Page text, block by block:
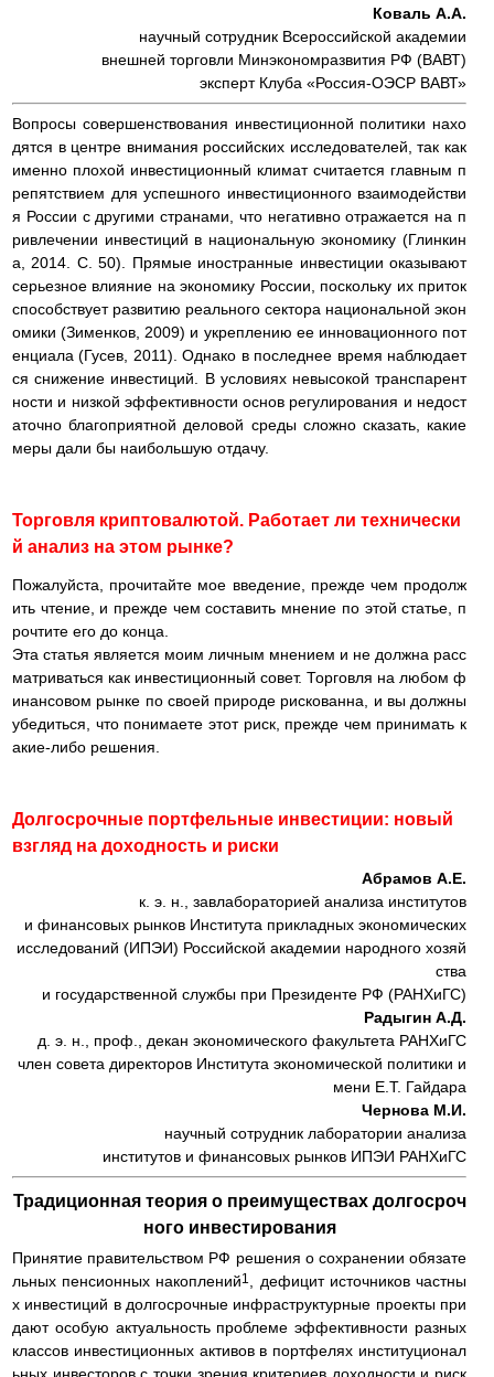
Коваль А.А.
научный сотрудник Всероссийской академии
внешней торговли Минэкономразвития РФ (ВАВТ)
эксперт Клуба «Россия-ОЭСР ВАВТ»
Вопросы совершенствования инвестиционной политики нахо
дятся в центре внимания российских исследователей, так как
именно плохой инвестиционный климат считается главным п
репятствием для успешного инвестиционного взаимодействи
я России с другими странами, что негативно отражается на п
ривлечении инвестиций в национальную экономику (Глинкин
а, 2014. С. 50). Прямые иностранные инвестиции оказывают
серьезное влияние на экономику России, поскольку их приток
способствует развитию реального сектора национальной экон
омики (Зименков, 2009) и укреплению ее инновационного пот
енциала (Гусев, 2011). Однако в последнее время наблюдает
ся снижение инвестиций. В условиях невысокой транспарент
ности и низкой эффективности основ регулирования и недост
аточно благоприятной деловой среды сложно сказать, какие
меры дали бы наибольшую отдачу.
Торговля криптовалютой. Работает ли технически
й анализ на этом рынке?
Пожалуйста, прочитайте мое введение, прежде чем продолж
ить чтение, и прежде чем составить мнение по этой статье, п
рочтите его до конца.
Эта статья является моим личным мнением и не должна расс
матриваться как инвестиционный совет. Торговля на любом ф
инансовом рынке по своей природе рискованна, и вы должны
убедиться, что понимаете этот риск, прежде чем принимать к
акие-либо решения.
Долгосрочные портфельные инвестиции: новый
взгляд на доходность и риски
Абрамов А.Е.
к. э. н., завлабораторией анализа институтов
и финансовых рынков Института прикладных экономических
исследований (ИПЭИ) Российской академии народного хозяй
ства
и государственной службы при Президенте РФ (РАНХиГС)
Радыгин А.Д.
д. э. н., проф., декан экономического факультета РАНХиГС
член совета директоров Института экономической политики и
мени Е.Т. Гайдара
Чернова М.И.
научный сотрудник лаборатории анализа
институтов и финансовых рынков ИПЭИ РАНХиГС
Традиционная теория о преимуществах долгосроч
ного инвестирования
Принятие правительством РФ решения о сохранении обязате
льных пенсионных накоплений1 , дефицит источников частны
х инвестиций в долгосрочные инфраструктурные проекты при
дают особую актуальность проблеме эффективности разных
классов инвестиционных активов в портфелях институционал